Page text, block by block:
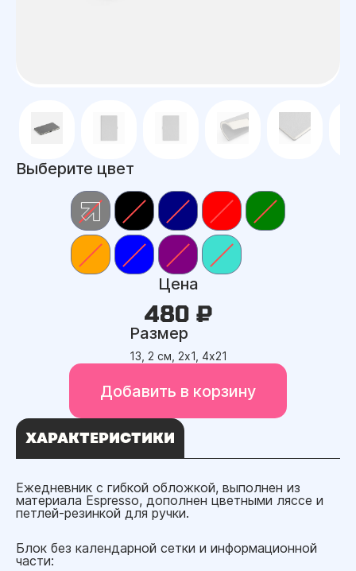
Выберите цвет
Цена
480 ₽
Размер
13, 2 см, 2х1, 4х21
Добавить в корзину
ХАРАКТЕРИСТИКИ
Ежедневник с гибкой обложкой, выполнен из
материала Espresso, дополнен цветными ляссе и
петлей-резинкой для ручки.
Блок без календарной сетки и информационной
части: